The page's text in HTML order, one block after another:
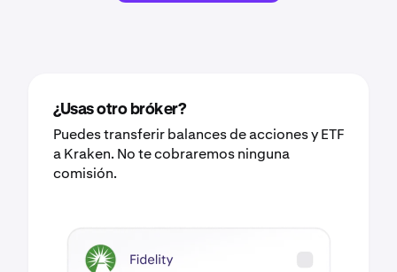
¿Usas otro bróker?
Puedes transferir balances de acciones y ETF
a Kraken. No te cobraremos ninguna
comisión.